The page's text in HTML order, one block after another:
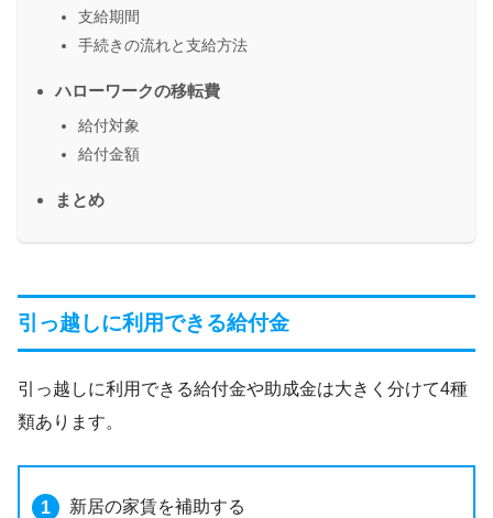
支給期間
手続きの流れと支給方法
ハローワークの移転費
給付対象
給付金額
まとめ
引っ越しに利用できる給付金
引っ越しに利用できる給付金や助成金は大きく分けて4種
類あります。
新居の家賃を補助する